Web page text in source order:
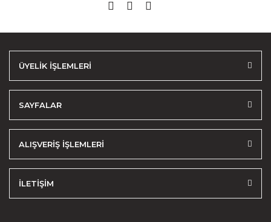
ÜYELİK İŞLEMLERİ
SAYFALAR
ALIŞVERİŞ İŞLEMLERİ
İLETİŞİM